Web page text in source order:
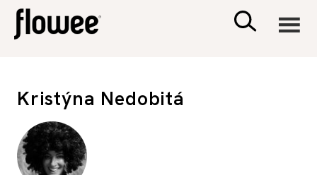
Kristýna Nedobitá